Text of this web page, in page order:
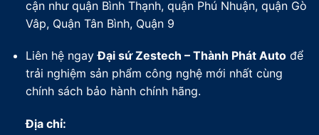
cận như quận Bình Thạnh, quận Phú Nhuận, quận Gò
Vâp, Quận Tân Bình, Quận 9
Liên hệ ngayĐại sứ Zestech – Thành Phát Autođể
trải nghiệm sản phẩm công nghệ mới nhất cùng
chính sách bảo hành chính hãng.
Địa chỉ: